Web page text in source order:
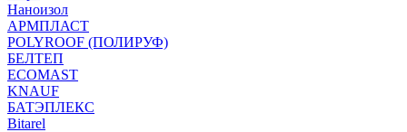
Наноизол
АРМПЛАСТ
POLYROOF (ПОЛИРУФ)
БЕЛТЕП
ECOMAST
KNAUF
БАТЭПЛЕКС
Bitarel